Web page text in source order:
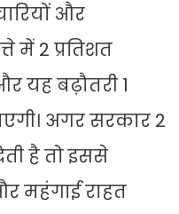
और
में 2 प्रतिशत
यह बढ़ौतरी 1
अगर सरकार 2
है तो इससे
महंगाई राहत